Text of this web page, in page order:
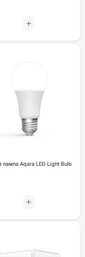
лампа Aqara LED Light Bulb